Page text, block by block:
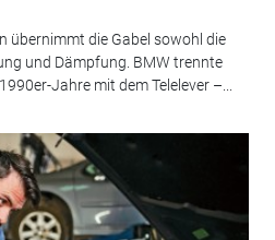
übernimmt die Gabel sowohl die
und Dämpfung. BMW trennte
Jahre mit dem Telelever –...